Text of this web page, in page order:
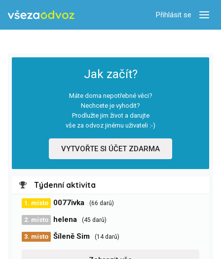
Přihlásit se
Jak začít?
Máte doma nepotřebné věci?
Nechcete je vyhodit?
Prodlužte jim život a darujte
vše za odvoz jinému uživateli :-)
VYTVOŘTE SI ÚČET ZDARMA
Týdenní aktivita
1. místo 0077ivka (66 darů)
2. místo helena (45 darů)
3. místo Šíleně Sim (14 darů)